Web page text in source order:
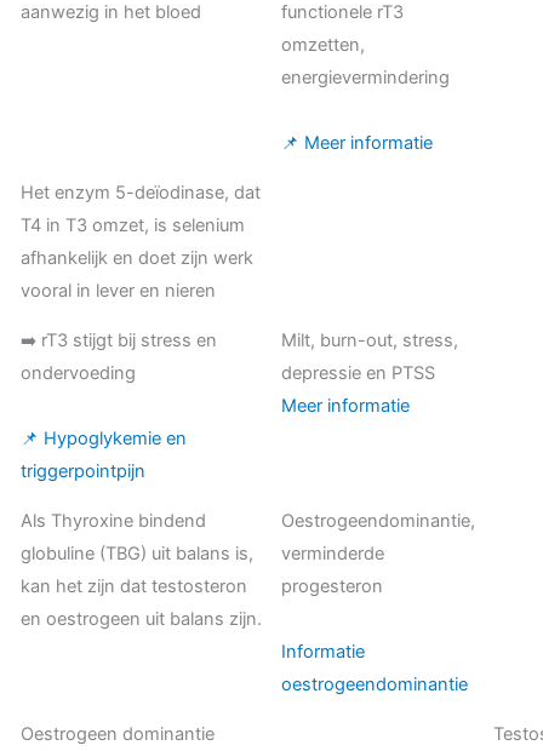
aanwezig in het bloed
functionele rT3
omzetten,
energievermindering
📌 Meer informatie
Het enzym 5-deïodinase, dat
T4 in T3 omzet, is selenium
afhankelijk en doet zijn werk
vooral in lever en nieren
➡️ rT3 stijgt bij stress en
ondervoeding
📌 Hypoglykemie en
triggerpointpijn
Milt, burn-out, stress,
depressie en PTSS
Meer informatie
Als Thyroxine bindend
globuline (TBG) uit balans is,
kan het zijn dat testosteron
en oestrogeen uit balans zijn.
Oestrogeendominantie,
verminderde
progesteron
Informatie
oestrogeendominantie
Oestrogeen dominantie